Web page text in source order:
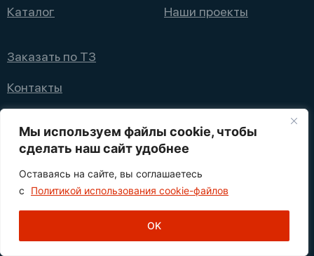
Мы используем файлы cookie, чтобы
сделать наш сайт удобнее
Оставаясь на сайте, вы соглашаетесь
с
Политикой использования cookie-файлов
OK
Каталог Наши проекты
Заказать по ТЗ
Контакты
+7 (495) 008 08 12
info@nppfliks.ru
Политика конфиденциальности
© 2021—2025 НПП ФЛИКС